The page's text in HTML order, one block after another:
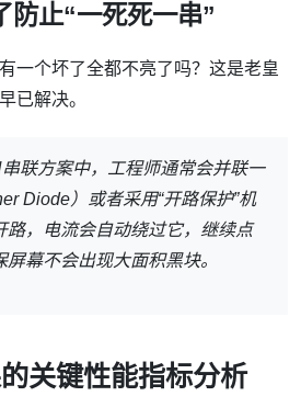
防止“一死死一串”
一个坏了全都不亮了吗？这是老皇
已解决。
联方案中，工程师通常会并联一
Diode）或者采用“开路保护”机
路，电流会自动绕过它，继续点
幕不会出现大面积黑块。
关键性能指标分析